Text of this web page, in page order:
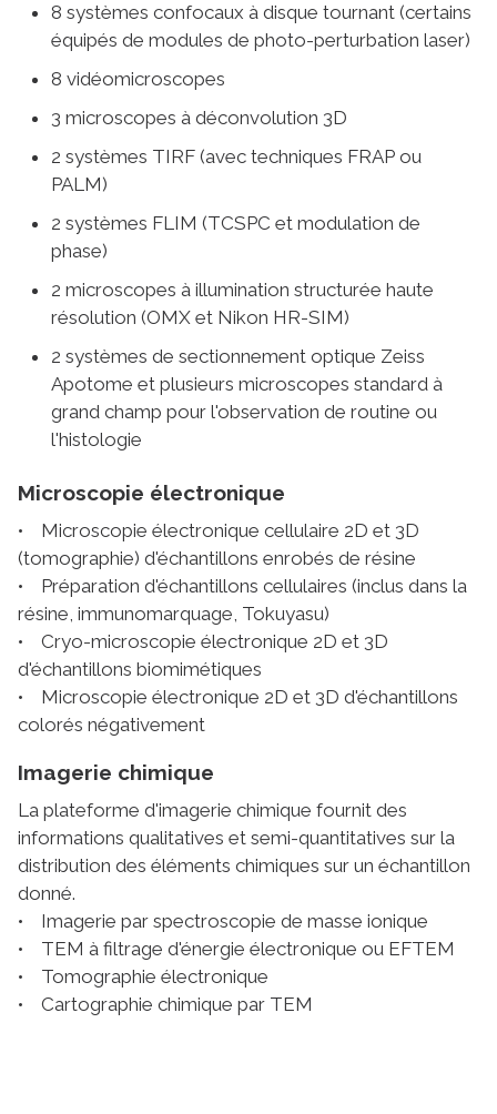
8 systèmes confocaux à disque tournant (certains
équipés de modules de photo-perturbation laser)
8 vidéomicroscopes
3 microscopes à déconvolution 3D
2 systèmes TIRF (avec techniques FRAP ou
PALM)
2 systèmes FLIM (TCSPC et modulation de
phase)
2 microscopes à illumination structurée haute
résolution (OMX et Nikon HR-SIM)
2 systèmes de sectionnement optique Zeiss
Apotome et plusieurs microscopes standard à
grand champ pour l'observation de routine ou
l'histologie
Microscopie électronique
• Microscopie électronique cellulaire 2D et 3D
(tomographie) d'échantillons enrobés de résine
• Préparation d'échantillons cellulaires (inclus dans la
résine, immunomarquage, Tokuyasu)
• Cryo-microscopie électronique 2D et 3D
d'échantillons biomimétiques
• Microscopie électronique 2D et 3D d'échantillons
colorés négativement
Imagerie chimique
La plateforme d'imagerie chimique fournit des
informations qualitatives et semi-quantitatives sur la
distribution des éléments chimiques sur un échantillon
donné.
• Imagerie par spectroscopie de masse ionique
• TEM à filtrage d'énergie électronique ou EFTEM
• Tomographie électronique
• Cartographie chimique par TEM